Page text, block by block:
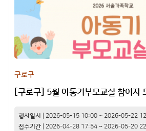
구로구
[구로구] 5월 아동기부모교실 참여자
행사일시 2026-05-15 10:00~ 2026-05-22
접수기간| 2026-04-28 17:54~ 2026-05-20